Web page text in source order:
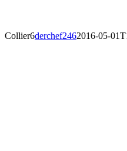
Collier6derchef2462016-05-